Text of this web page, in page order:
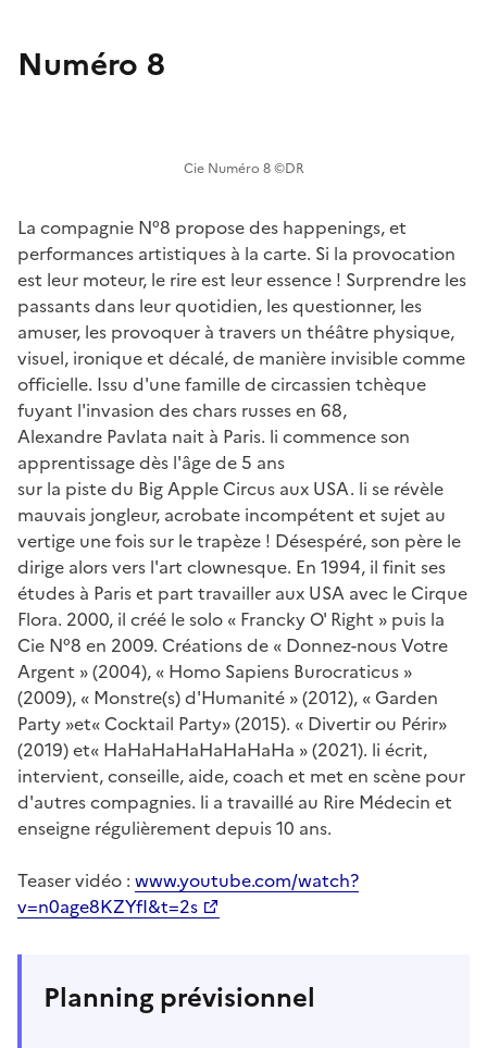
Numéro 8
Cie Numéro 8 ©DR
La compagnie N°8 propose des happenings, et
performances artistiques à la carte. Si la provocation
est leur moteur, le rire est leur essence ! Surprendre les
passants dans leur quotidien, les questionner, les
amuser, les provoquer à travers un théâtre physique,
visuel, ironique et décalé, de manière invisible comme
officielle. Issu d'une famille de circassien tchèque
fuyant l'invasion des chars russes en 68,
Alexandre Pavlata nait à Paris. li commence son
apprentissage dès l'âge de 5 ans
sur la piste du Big Apple Circus aux USA. li se révèle
mauvais jongleur, acrobate incompétent et sujet au
vertige une fois sur le trapèze ! Désespéré, son père le
dirige alors vers l'art clownesque. En 1994, il finit ses
études à Paris et part travailler aux USA avec le Cirque
Flora. 2000, il créé le solo « Francky O' Right » puis la
Cie N°8 en 2009. Créations de « Donnez-nous Votre
Argent » (2004), « Homo Sapiens Burocraticus »
(2009), « Monstre(s) d'Humanité » (2012), « Garden
Party »et« Cocktail Party» (2015). « Divertir ou Périr»
(2019) et« HaHaHaHaHaHaHaHa » (2021). li écrit,
intervient, conseille, aide, coach et met en scène pour
d'autres compagnies. li a travaillé au Rire Médecin et
enseigne régulièrement depuis 10 ans.
Teaser vidéo : www.youtube.com/watch?
v=n0age8KZYfI&t=2s
Planning prévisionnel